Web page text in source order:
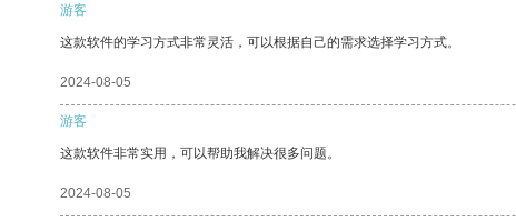
游客
这款软件的学习方式非常灵活，可以根据自己的需求选择学习方式。
2024-08-05
游客
这款软件非常实用，可以帮助我解决很多问题。
2024-08-05